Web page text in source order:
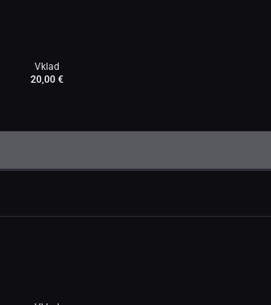
Vklad
20,00 €